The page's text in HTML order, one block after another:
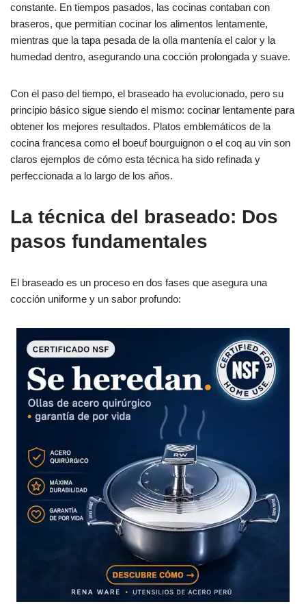
constante. En tiempos pasados, las cocinas contaban con
braseros, que permitían cocinar los alimentos lentamente,
mientras que la tapa pesada de la olla mantenía el calor y la
humedad dentro, asegurando una cocción prolongada y suave.
Con el paso del tiempo, el braseado ha evolucionado, pero su
principio básico sigue siendo el mismo: cocinar lentamente para
obtener los mejores resultados. Platos emblemáticos de la
cocina francesa como el boeuf bourguignon o el coq au vin son
claros ejemplos de cómo esta técnica ha sido refinada y
perfeccionada a lo largo de los años.
La técnica del braseado: Dos
pasos fundamentales
El braseado es un proceso en dos fases que asegura una
cocción uniforme y un sabor profundo: